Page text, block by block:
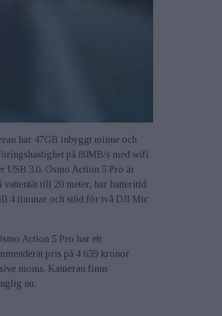
har 47GB inbyggt minne och
på 80MB/s med wifi
USB 3.0. Osmo Action 5 Pro är
vattentät till 20 meter, har batteritid
4 timmar och stöd för två DJI Mic
Action 5 Pro har ett
pris på 4 639 kronor
moms. Kameran finns
nu.